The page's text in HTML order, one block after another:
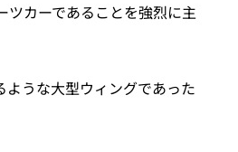
ツカーであることを強烈に主
ような大型ウィングであった